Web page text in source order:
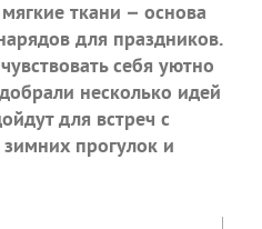
ткани – основа
для праздников.
себя уютно
несколько идей
для встреч с
прогулок и